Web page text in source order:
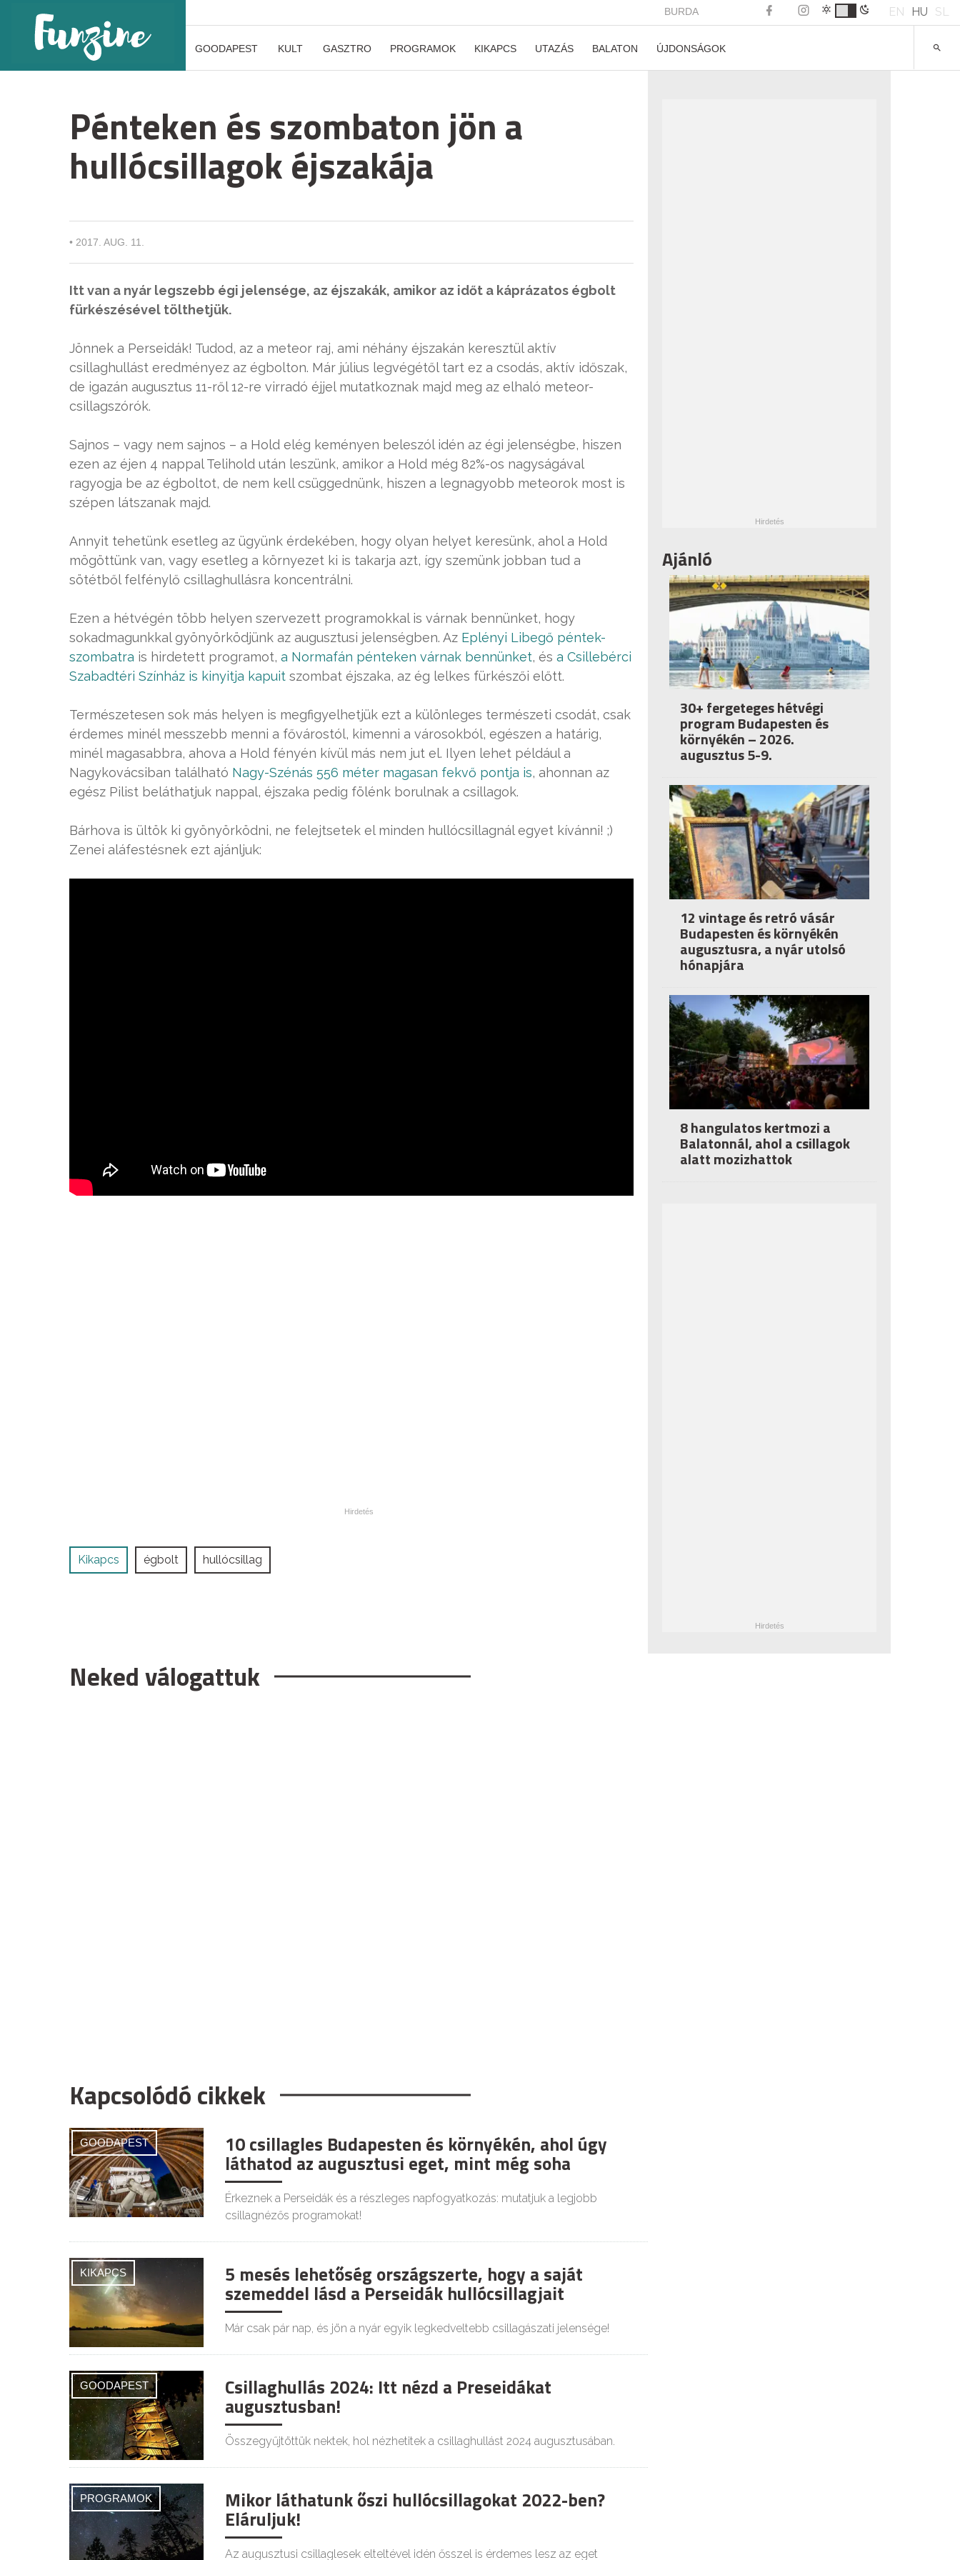
BURDA EN HU SL
GOODAPEST KULT GASZTRO PROGRAMOK KIKAPCS UTAZÁS BALATON ÚJDONSÁGOK
Pénteken és szombaton jön a
hullócsillagok éjszakája
• 2017. AUG. 11.
Itt van a nyár legszebb égi jelensége, az éjszakák, amikor az időt a káprázatos égbolt
fürkészésével tölthetjük.
Jönnek a Perseidák! Tudod, az a meteor raj, ami néhány éjszakán keresztül aktív
csillaghullást eredményez az égbolton. Már július legvégétől tart ez a csodás, aktív időszak,
de igazán augusztus 11-ről 12-re virradó éjjel mutatkoznak majd meg az elhaló meteor-
csillagszórók.
Sajnos – vagy nem sajnos – a Hold elég keményen beleszól idén az égi jelenségbe, hiszen
ezen az éjen 4 nappal Telihold után leszünk, amikor a Hold még 82%-os nagyságával
ragyogja be az égboltot, de nem kell csüggednünk, hiszen a legnagyobb meteorok most is
szépen látszanak majd.
Annyit tehetünk esetleg az ügyünk érdekében, hogy olyan helyet keresünk, ahol a Hold
mögöttünk van, vagy esetleg a környezet ki is takarja azt, így szemünk jobban tud a
sötétből felfénylő csillaghullásra koncentrálni.
Ezen a hétvégén több helyen szervezett programokkal is várnak bennünket, hogy
sokadmagunkkal gyönyörködjünk az augusztusi jelenségben. Az Eplényi Libegő péntek-
szombatra is hirdetett programot, a Normafán pénteken várnak bennünket, és a Csillebérci
Szabadtéri Színház is kinyitja kapuit szombat éjszaka, az ég lelkes fürkészői előtt.
Természetesen sok más helyen is megfigyelhetjük ezt a különleges természeti csodát, csak
érdemes minél messzebb menni a fővárostól, kimenni a városokból, egészen a határig,
minél magasabbra, ahova a Hold fényén kívül más nem jut el. Ilyen lehet például a
Nagykovácsiban található Nagy-Szénás 556 méter magasan fekvő pontja is, ahonnan az
egész Pilist beláthatjuk nappal, éjszaka pedig fölénk borulnak a csillagok.
Bárhova is ültök ki gyönyörködni, ne felejtsetek el minden hullócsillagnál egyet kívánni! ;)
Zenei aláfestésnek ezt ajánljuk:
Kikapcs égbolt hullócsillag
Neked válogattuk
Kapcsolódó cikkek
GOODAPEST 10 csillagles Budapesten és környékén, ahol úgy
láthatod az augusztusi eget, mint még soha
Érkeznek a Perseidák és a részleges napfogyatkozás: mutatjuk a legjobb
csillagnézős programokat!
KIKAPCS 5 mesés lehetőség országszerte, hogy a saját
szemeddel lásd a Perseidák hullócsillagjait
Már csak pár nap, és jön a nyár egyik legkedveltebb csillagászati jelensége!
GOODAPEST Csillaghullás 2024: Itt nézd a Preseidákat
augusztusban!
Összegyűjtöttük nektek, hol nézhetitek a csillaghullást 2024 augusztusában.
PROGRAMOK Mikor láthatunk őszi hullócsillagokat 2022-ben?
Eláruljuk!
Az augusztusi csillaglesek elteltével idén ősszel is érdemes lesz az eget
Ajánló
30+ fergeteges hétvégi
program Budapesten és
környékén – 2026.
augusztus 5-9.
12 vintage és retró vásár
Budapesten és környékén
augusztusra, a nyár utolsó
hónapjára
8 hangulatos kertmozi a
Balatonnál, ahol a csillagok
alatt mozizhattok